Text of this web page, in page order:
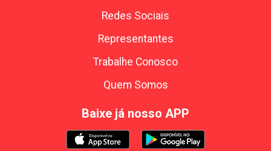
Redes Sociais
Representantes
Trabalhe Conosco
Quem Somos
Baixe já nosso APP